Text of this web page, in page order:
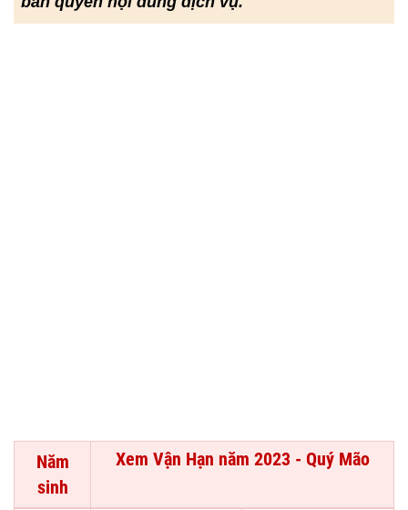
Năm
sinh
Xem Vận Hạn năm 2023 - Quý Mão